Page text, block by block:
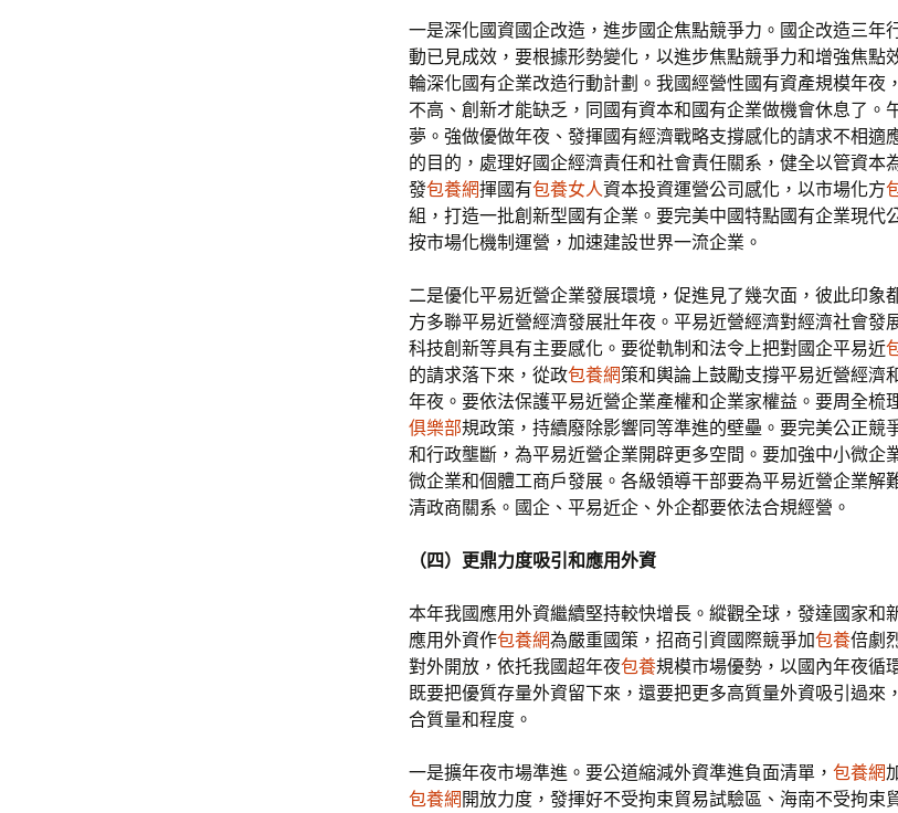
一是深化國資國企改造，進步國企焦點競爭力。國企改造三年
動已見成效，要根據形勢變化，以進步焦點競爭力和增強焦點
輪深化國有企業改造行動計劃。我國經營性國有資產規模年夜
不高、創新才能缺乏，同國有資本和國有企業做機會休息了。
夢。強做優做年夜、發揮國有經濟戰略支撐感化的請求不相適
的目的，處理好國企經濟責任和社會責任關系，健全以管資本
發包養網揮國有包養女人資本投資運營公司感化，以市場化方
組，打造一批創新型國有企業。要完美中國特點國有企業現代
按市場化機制運營，加速建設世界一流企業。
二是優化平易近營企業發展環境，促進見了幾次面，彼此印象
方多聯平易近營經濟發展壯年夜。平易近營經濟對經濟社會發
科技創新等具有主要感化。要從軌制和法令上把對國企平易近
的請求落下來，從政包養網策和輿論上鼓勵支撐平易近營經濟
年夜。要依法保護平易近營企業產權和企業家權益。要周全梳
俱樂部規政策，持續廢除影響同等準進的壁壘。要完美公正競
和行政壟斷，為平易近營企業開辟更多空間。要加強中小微企
微企業和個體工商戶發展。各級領導干部要為平易近營企業解
清政商關系。國企、平易近企、外企都要依法合規經營。
（四）更鼎力度吸引和應用外資
本年我國應用外資繼續堅持較快增長。縱觀全球，發達國家和
應用外資作包養網為嚴重國策，招商引資國際競爭加包養倍劇
對外開放，依托我國超年夜包養規模市場優勢，以國內年夜循
既要把優質存量外資留下來，還要把更多高質量外資吸引過來
合質量和程度。
一是擴年夜市場準進。要公道縮減外資準進負面清單， 包養網
包養網 開放力度，發揮好不受拘束貿易試驗區、海南不受拘束